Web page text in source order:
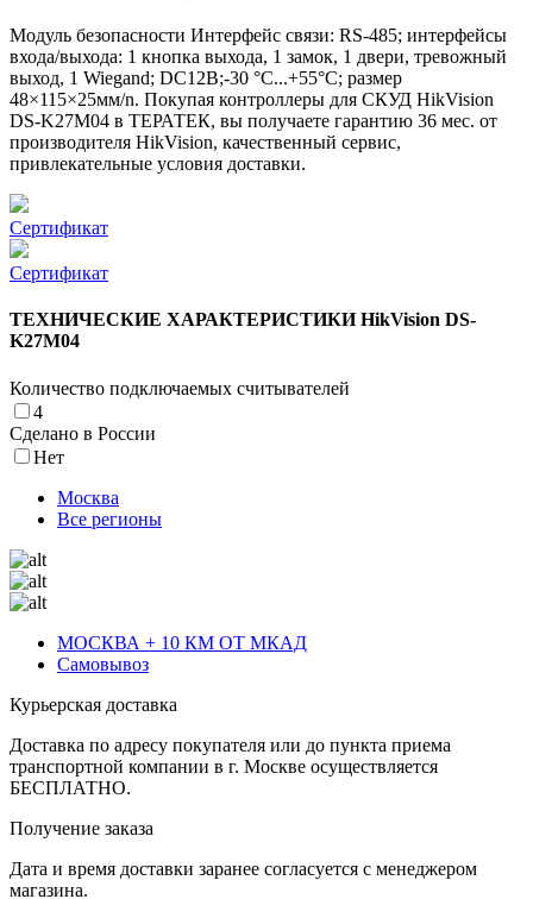
Модуль безопасности Интерфейс связи: RS-485; интерфейсы
входа/выхода: 1 кнопка выхода, 1 замок, 1 двери, тревожный
выход, 1 Wiegand; DC12В;-30 °C...+55°C; размер
48×115×25мм/n. Покупая контроллеры для СКУД HikVision
DS-K27M04 в ТЕРАТЕК, вы получаете гарантию 36 мес. от
производителя HikVision, качественный сервис,
привлекательные условия доставки.
Сертификат
Сертификат
ТЕХНИЧЕСКИЕ ХАРАКТЕРИСТИКИ HikVision DS-
K27M04
Количество подключаемых считывателей
4
Cделано в России
Нет
Москва
Все регионы
МОСКВА + 10 КМ ОТ МКАД
Самовывоз
Курьерская доставка
Доставка по адресу покупателя или до пункта приема
транспортной компании в г. Москве осуществляется
БЕСПЛАТНО.
Получение заказа
Дата и время доставки заранее согласуется с менеджером
магазина.